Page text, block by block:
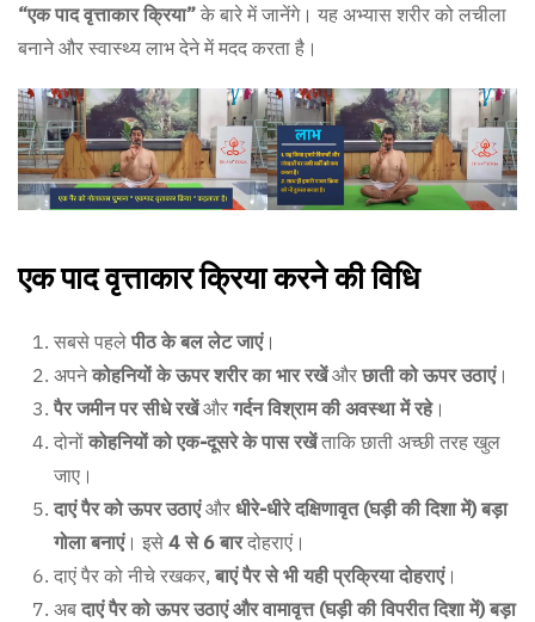
“एक पाद वृत्ताकार क्रिया” के बारे में जानेंगे। यह अभ्यास शरीर को लचीला
बनाने और स्वास्थ्य लाभ देने में मदद करता है।
एक पाद वृत्ताकार क्रिया करने की विधि
सबसे पहलेपीठ के बल लेट जाएं।
अपनेकोहनियों के ऊपर शरीर का भार रखेंऔरछाती को ऊपर उठाएं।
पैर जमीन पर सीधे रखेंऔरगर्दन विश्राम की अवस्था में रहे।
दोनोंकोहनियों को एक-दूसरे के पास रखेंताकि छाती अच्छी तरह खुल
जाए।
दाएं पैर को ऊपर उठाएंऔर धीरे-धीरे दक्षिणावृत (घड़ी की दिशा में) बड़ा
गोला बनाएं। इसे 4 से 6 बारदोहराएं।
दाएं पैर को नीचे रखकर,बाएं पैर से भी यही प्रक्रिया दोहराएं।
अबदाएं पैर को ऊपर उठाएं और वामावृत्त (घड़ी की विपरीत दिशा में) बड़ा